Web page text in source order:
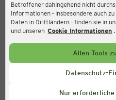
Betroffener dahingehend nicht
Informationen - insbesondere auch
Daten in Drittländern - finden sie in
und unseren Cookie Informationen .
Allen Tools
Datenschutz-
Nur erforderliche
Aktuell:
Geschlossen
Service Hotline
+43 (0) 1 2675 502